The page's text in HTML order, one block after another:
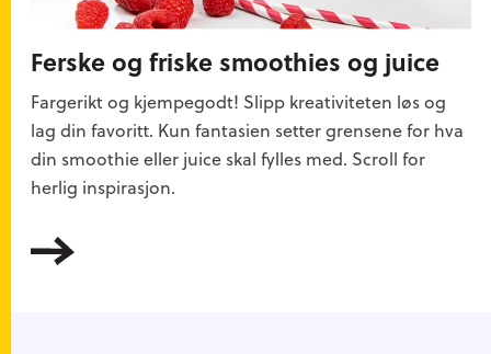
(askorbinsyre)
*)
Vitamin B1 (tiamin) 0,06 mg(5% *)
Vitamin B6 (pyridoksin) 0,11 mg(7% *)
Vitamin B9 (folat)
Ferske og friske smoothies og juice
Fargerikt og kjempegodt! Slipp kreativiteten løs og
lag din favoritt. Kun fantasien setter grensene for hva
din smoothie eller juice skal fylles med. Scroll for
herlig inspirasjon.
Les mer